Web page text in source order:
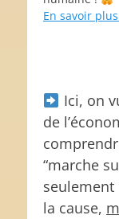
En savoir
Ici, on
de
“marche
la cause,